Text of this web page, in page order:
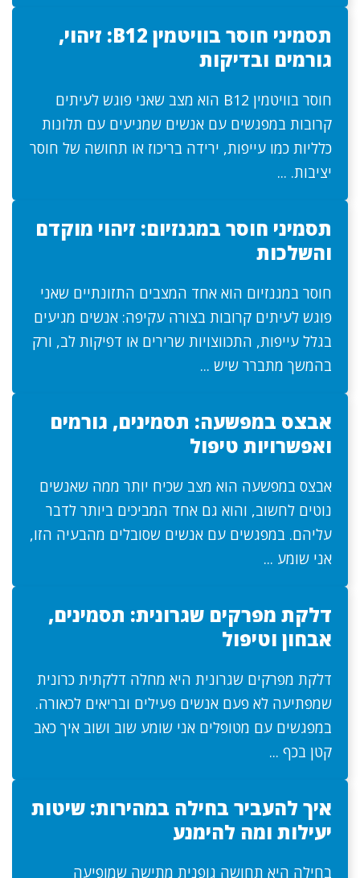
תסמיני חוסר בוויטמין B12: זיהוי,
גורמים ובדיקות
חוסר בוויטמין B12 הוא מצב שאני פוגש לעיתים
קרובות במפגשים עם אנשים שמגיעים עם תלונות
כלליות כמו עייפות, ירידה בריכוז או תחושה של חוסר
יציבות. ...
תסמיני חוסר במגנזיום: זיהוי מוקדם
והשלכות
חוסר במגנזיום הוא אחד המצבים התזונתיים שאני
פוגש לעיתים קרובות בצורה עקיפה: אנשים מגיעים
בגלל עייפות, התכווצויות שרירים או דפיקות לב, ורק
בהמשך מתברר שיש ...
אבצס במפשעה: תסמינים, גורמים
ואפשרויות טיפול
אבצס במפשעה הוא מצב שכיח יותר ממה שאנשים
נוטים לחשוב, והוא גם אחד המביכים ביותר לדבר
עליהם. במפגשים עם אנשים שסובלים מהבעיה הזו,
אני שומע ...
דלקת מפרקים שגרונית: תסמינים,
אבחון וטיפול
דלקת מפרקים שגרונית היא מחלה דלקתית כרונית
שמפתיעה לא פעם אנשים פעילים ובריאים לכאורה.
במפגשים עם מטופלים אני שומע שוב ושוב איך כאב
קטן בכף ...
איך להעביר בחילה במהירות: שיטות
יעילות ומה להימנע
בחילה היא תחושה גופנית מתישה שמופיעה